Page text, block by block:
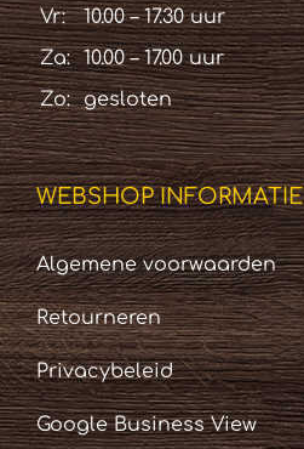
Vr:
10.00 – 17.30 uur
Za:
10.00 – 17.00 uur
Zo:
gesloten
WEBSHOP INFORMATIE
Algemene voorwaarden
Retourneren
Privacybeleid
Google Business View